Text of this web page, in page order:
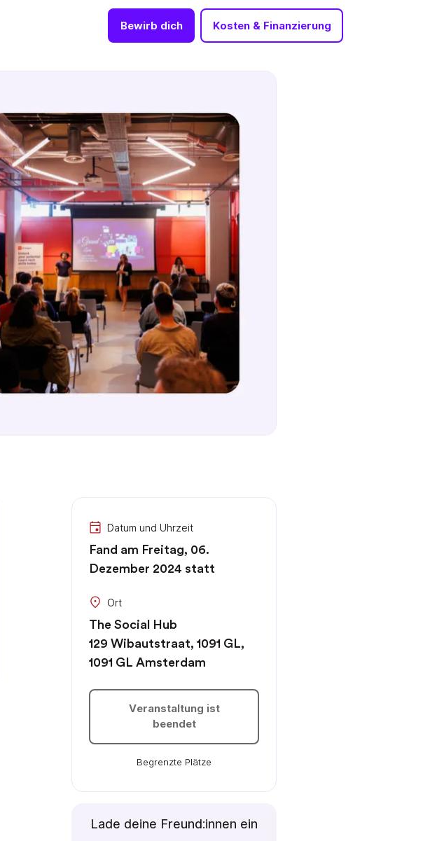
Bewirb dich Kosten & Finanzierung
Datum und Uhrzeit
Fand am Freitag, 06.
Dezember 2024 statt
Ort
The Social Hub
129 Wibautstraat, 1091 GL,
1091 GL Amsterdam
Veranstaltung ist
beendet
Begrenzte Plätze
Lade deine Freund:innen ein